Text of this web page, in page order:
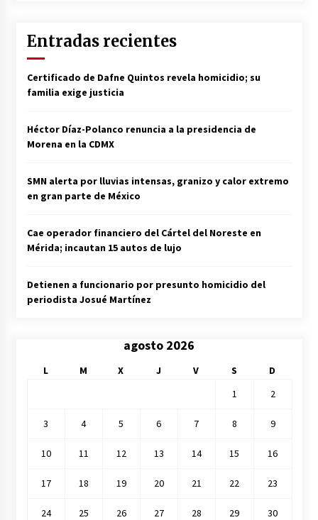
Entradas recientes
Certificado de Dafne Quintos revela homicidio; su
familia exige justicia
Héctor Díaz-Polanco renuncia a la presidencia de
Morena en la CDMX
SMN alerta por lluvias intensas, granizo y calor extremo
en gran parte de México
Cae operador financiero del Cártel del Noreste en
Mérida; incautan 15 autos de lujo
Detienen a funcionario por presunto homicidio del
periodista Josué Martínez
agosto 2026
L M X J V S
D
1
2
3 4 5 6 7 8 9
10 11 12 13 14 15 16
17 18 19 20 21 22 23
24 25 26 27 28 29 30